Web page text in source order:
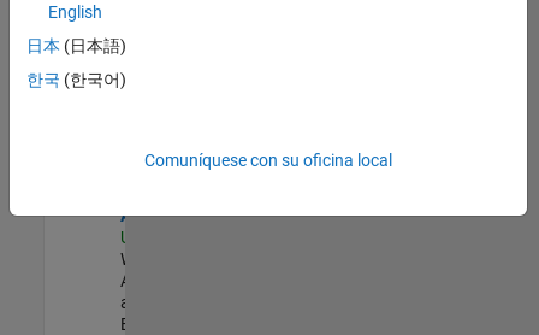
Engineer
Infrastructure
Experimentado
Architect
US-MA-Natick
Web
Applications
and Services |
Experimentado
English
日本 (日本語)
한국 (한국어)
Comuníquese con su oficina local